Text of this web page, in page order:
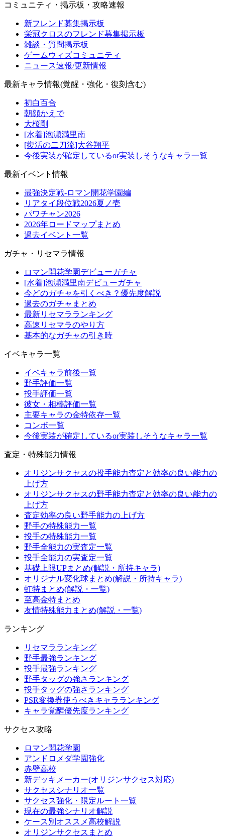
コミュニティ・掲示板・攻略速報
新フレンド募集掲示板
栄冠クロスのフレンド募集掲示板
雑談・質問掲示板
ゲームウィズコミュニティ
ニュース速報/更新情報
最新キャラ情報(覚醒・強化・復刻含む)
初白百合
朝顔かえで
大桜剛
[水着]泡瀬満里南
[復活の二刀流]大谷翔平
今後実装が確定しているor実装しそうなキャラ一覧
最新イベント情報
最強決定戦-ロマン開花学園編
リアタイ段位戦2026夏ノ壱
パワチャン2026
2026年ロードマップまとめ
過去イベント一覧
ガチャ・リセマラ情報
ロマン開花学園デビューガチャ
[水着]泡瀬満里南デビューガチャ
今どのガチャを引くべき？優先度解説
過去のガチャまとめ
最新リセマラランキング
高速リセマラのやり方
基本的なガチャの引き時
イベキャラ一覧
イベキャラ前後一覧
野手評価一覧
投手評価一覧
彼女・相棒評価一覧
主要キャラの金特依存一覧
コンボ一覧
今後実装が確定しているor実装しそうなキャラ一覧
査定・特殊能力情報
オリジンサクセスの投手能力査定と効率の良い能力の
上げ方
オリジンサクセスの野手能力査定と効率の良い能力の
上げ方
査定効率の良い野手能力の上げ方
野手の特殊能力一覧
投手の特殊能力一覧
野手全能力の実査定一覧
投手全能力の実査定一覧
基礎上限UPまとめ(解説・所持キャラ)
オリジナル変化球まとめ(解説・所持キャラ)
虹特まとめ(解説・一覧)
至高金特まとめ
友情特殊能力まとめ(解説・一覧)
ランキング
リセマラランキング
野手最強ランキング
投手最強ランキング
野手タッグの強さランキング
投手タッグの強さランキング
PSR変換券使うべきキャラランキング
キャラ覚醒優先度ランキング
サクセス攻略
ロマン開花学園
アンドロメダ学園強化
赤壁高校
新デッキメーカー(オリジンサクセス対応)
サクセスシナリオ一覧
サクセス強化・限定ルート一覧
現在の最強シナリオ解説
ケース別オススメ高校解説
オリジンサクセスまとめ